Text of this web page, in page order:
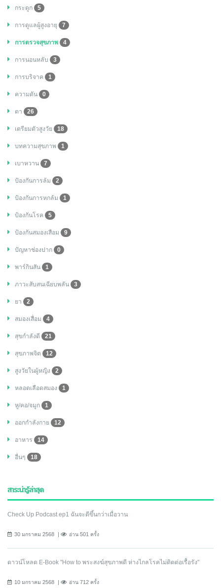
กระดูก 5
การดูแลผู้สูงอายุ 7
การตรวจสุขภาพ 4
การนอนหลับ 3
การบริจาค 1
ความดัน 0
ตา 26
เตรียมตัวสูงวัย 18
บทความสุขภาพ 1
เบาหวาน 7
ป้องกันการล้ม 2
ป้องกันการหกล้ม 1
ป้องกันโรค 5
ป้องกันสมองเสือม 9
ปัญหาช่องปาก 0
พาร์กินสัน 1
ภาวะสับสนเฉียบพลัน 3
ยา 2
สมองเสื่อม 4
สุขกำลังดี 21
สุขภาพจิต 12
สูงวัยในผู้หญิง 2
หลอดเลือดสมอง 1
หู/คอ/จมูก 1
ออกกำลังกาย 12
อาหาร 14
อื่นๆ 18
สาระน่ารู้ล่าสุด
Check Up Podcast ep1 ฉันจะดีขึ้นกว่าเมื่อวาน
30 มกราคม 2568 อ่าน 501 ครั้ง
ดาวน์โหลด E-Book "How to พระสงฆ์สุขภาพดี ห่างไกลโรคไม่ติดต่อเรื้อรัง"
10 มกราคม 2568 อ่าน 712 ครั้ง